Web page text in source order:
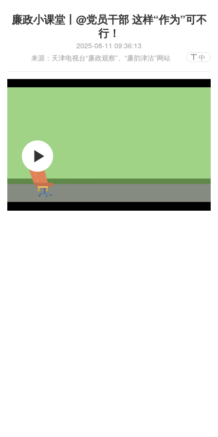
廉政小课堂丨@党员干部 这样“作为”可不
行！
2025-08-11 09:36:13
来源：天津电视台“廉政观察”、“廉韵津沽”网站
中